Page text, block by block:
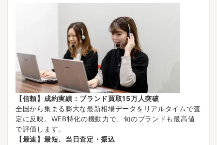
【信頼】成約実績：ブランド買取15万人突破
全国から集まる膨大な最新相場データをリアルタイムで査
定に反映。WEB特化の機動力で、旬のブランドも最高値
で評価します。
【最速】最短、当日査定・振込